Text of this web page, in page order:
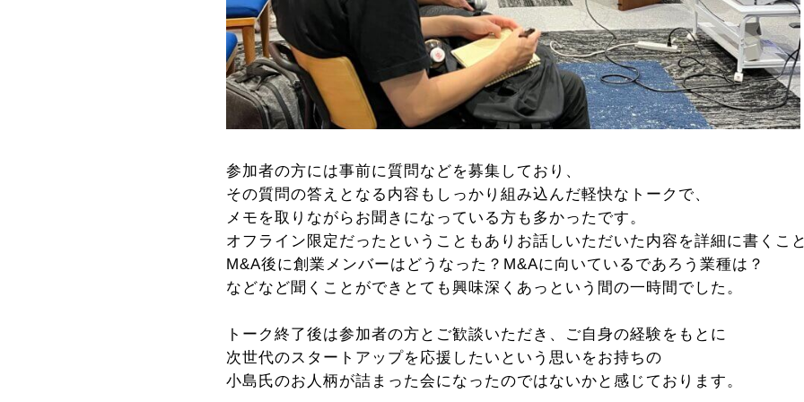
参加者の方には事前に質問などを募集しており、
その質問の答えとなる内容もしっかり組み込んだ軽快なトークで、
メモを取りながらお聞きになっている方も多かったです。
オフライン限定だったということもありお話しいただいた内容を詳細に書くこ
M&A後に創業メンバーはどうなった？ M&Aに向いているであろう業種は？
などなど聞くことができ とても興味深くあっという間の一時間でした。
トーク終了後は参加者の方とご歓談いただき、ご自身の経験をもとに
次世代のスタートアップを応援したいという思いをお持ちの
小島氏のお人柄が詰まった会になったのではないかと感じております。